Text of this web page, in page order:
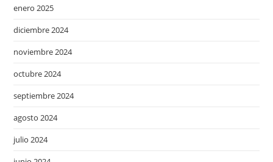
enero 2025
diciembre 2024
noviembre 2024
octubre 2024
septiembre 2024
agosto 2024
julio 2024